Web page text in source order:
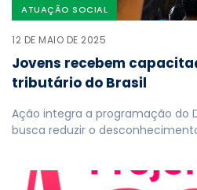
ATUAÇÃO SOCIAL
12 DE MAIO DE 2025
Jovens recebem
tributário do Brasil
Ação integra a programação do
busca reduzir o